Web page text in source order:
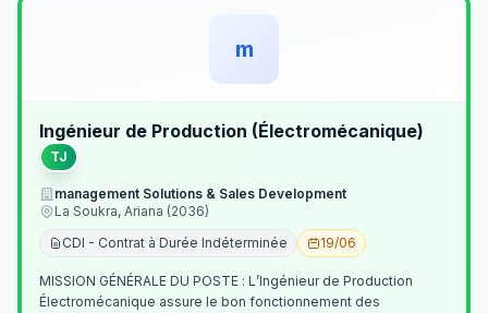
m
Ingénieur de Production (Électromécanique)
TJ
management Solutions & Sales Development
La Soukra, Ariana (2036)
CDI - Contrat à Durée Indéterminée
19/06
MISSION GÉNÉRALE DU POSTE : L’Ingénieur de Production
Électromécanique assure le bon fonctionnement des